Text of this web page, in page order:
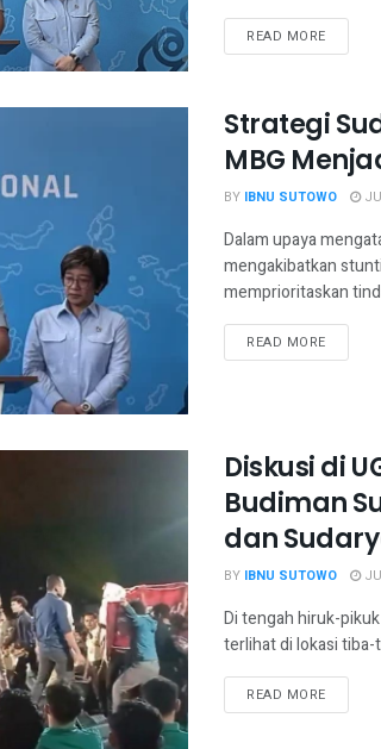
READ MORE
Strategi
MBG
BY IBNU SUTOWO
Dalam upaya
mengakibatkan
memprioritaskan
READ MORE
Diskusi di
Budiman
dan
BY IBNU SUTOWO
Di tengah hiruk-
terlihat di lokasi tiba-
READ MORE